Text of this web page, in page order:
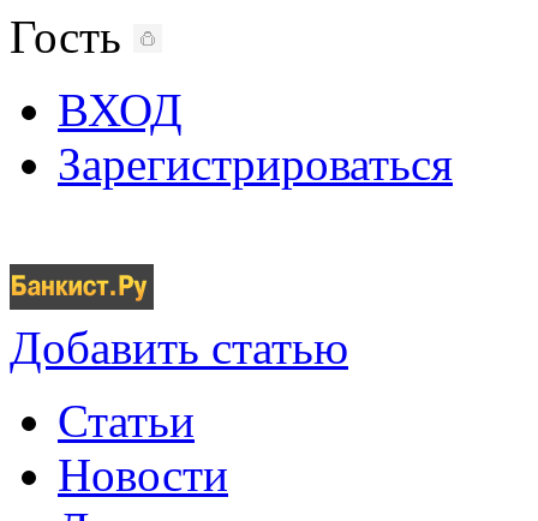
Гость
ВХОД
Зарегистрироваться
Добавить статью
Статьи
Новости